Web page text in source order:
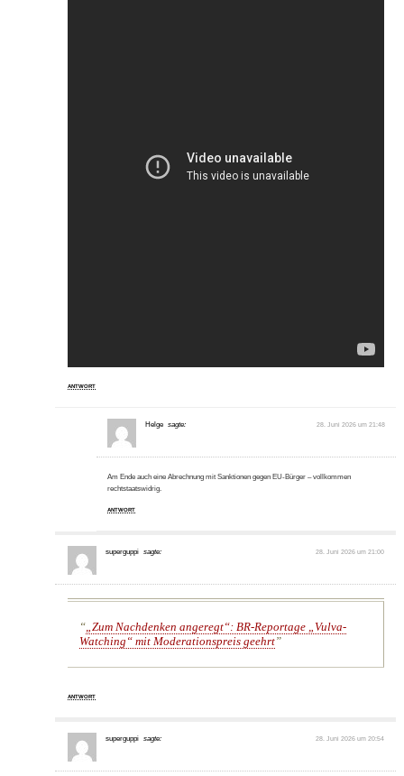
ANTWORT
Helge sagte: 28. Juni 2026 um 21:48
Am Ende auch eine Abrechnung mit Sanktionen gegen EU-Bürger – vollkommen
rechtstaatswidrig.
ANTWORT
superguppi sagte: 28. Juni 2026 um 21:00
„Zum Nachdenken angeregt“: BR-Reportage „Vulva-
Watching“ mit Moderationspreis geehrt
ANTWORT
superguppi sagte: 28. Juni 2026 um 20:54